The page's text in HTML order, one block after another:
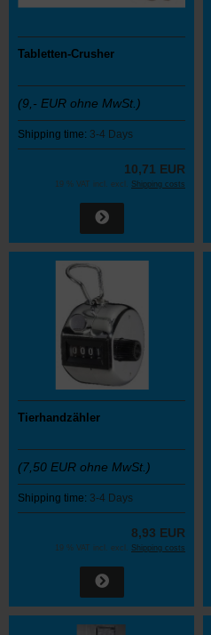
Tabletten-Crusher
(9,- EUR ohne MwSt.)
Shipping time: 3-4 Days
10,71 EUR
19 % VAT incl. excl. Shipping costs
Tierhandzähler
(7,50 EUR ohne MwSt.)
Shipping time: 3-4 Days
8,93 EUR
19 % VAT incl. excl. Shipping costs